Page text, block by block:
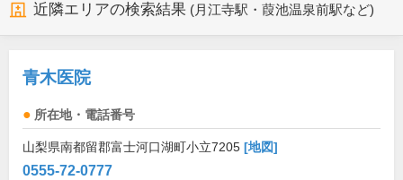
近隣エリアの検索結果 (月江寺駅・葭池温泉前駅など)
青木医院
所在地・電話番号
山梨県南都留郡富士河口湖町小立7205 [地図]
0555-72-0777